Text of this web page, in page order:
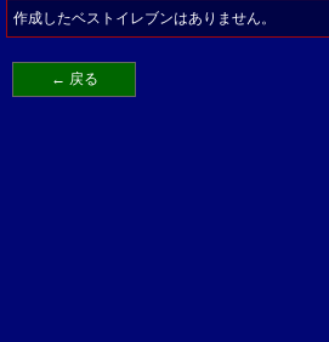
作成したベストイレブンはありません。
← 戻る